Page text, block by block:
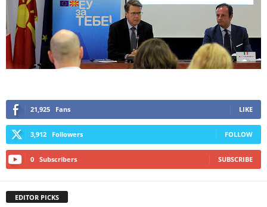
21,925 Fans LIKE
3,912 Followers FOLLOW
0 Subscribers SUBSCRIBE
EDITOR PICKS